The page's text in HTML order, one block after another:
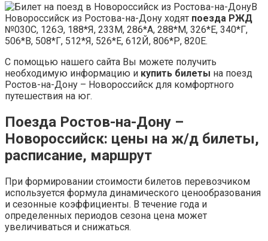
В
Новороссийск из Ростова-на-Дону ходят поезда РЖД
№030С, 126Э, 188*Я, 233М, 286*А, 288*М, 326*Е, 340*Г,
506*В, 508*Г, 512*Я, 526*Е, 612Й, 806*Р, 820Е.
С помощью нашего сайта Вы можете получить
необходимую информацию и купить билеты на поезд
Ростов-на-Дону – Новороссийск для комфортного
путешествия на юг.
Поезда Ростов-на-Дону –
Новороссийск: цены на ж/д билеты,
расписание, маршрут
При формировании стоимости билетов перевозчиком
используется формула динамического ценообразования
и сезонные коэффициенты. В течение года и
определенных периодов сезона цена может
увеличиваться и снижаться.